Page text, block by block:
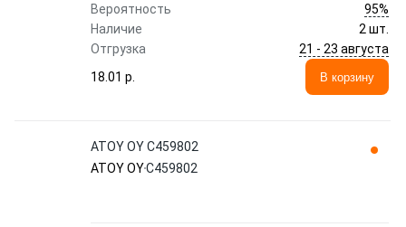
Вероятность
95%
Наличие
2 шт.
Отгрузка
21 - 23 августа
18.01 p.
В корзину
ATOY OY C459802
ATOY OYC459802